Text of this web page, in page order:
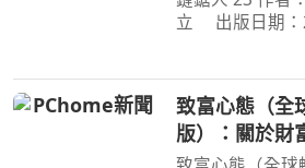
立 出版日期：
死之惡魔的公
在兩個選項之間
致富心態（全
版）：關於財
堂理財課